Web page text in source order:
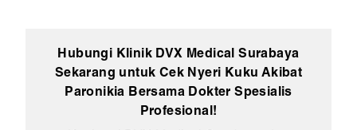
Hubungi Klinik DVX Medical Surabaya
Sekarang untuk Cek Nyeri Kuku Akibat
Paronikia Bersama Dokter Spesialis
Profesional!